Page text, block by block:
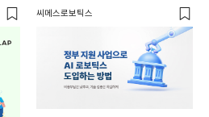
씨메스로보틱스